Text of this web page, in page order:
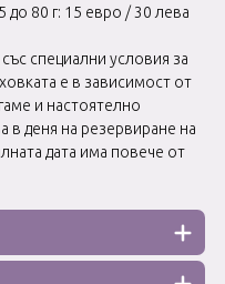
до 80 г: 15 евро / 30 лева
специални условия за
е в зависимост от
и настоятелно
в деня на резервиране на
дата има повече от